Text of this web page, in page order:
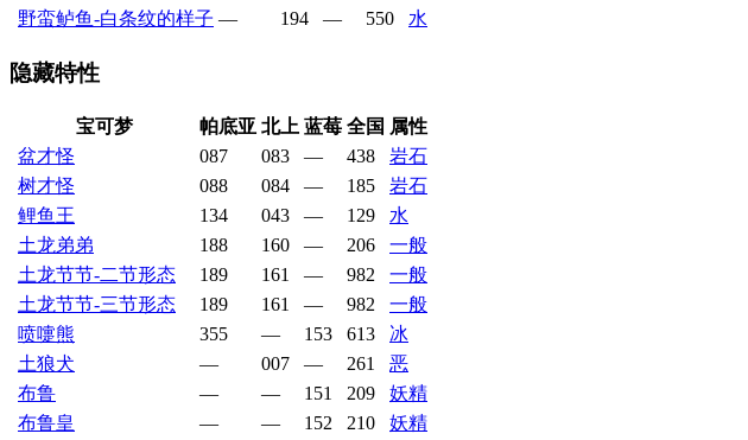
野蛮鲈鱼-白条纹的样子 — 194 — 550 水
隐藏特性
宝可梦 帕底亚 北上 蓝莓 全国 属性
盆才怪
087 083 — 438
岩石
树才怪
088 084 — 185
岩石
鲤鱼王
134 043 — 129
水
土龙弟弟
188 160 — 206
一般
土龙节节-二节形态
189 161 — 982
一般
土龙节节-三节形态
189 161 — 982
一般
喷嚏熊
355 — 153 613
冰
土狼犬
— 007 — 261
恶
布鲁
— — 151 209
妖精
布鲁皇
— — 152 210
妖精